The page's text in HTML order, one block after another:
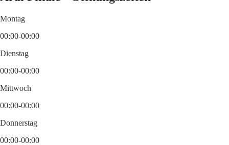
Montag
00:00-00:00
Dienstag
00:00-00:00
Mittwoch
00:00-00:00
Donnerstag
00:00-00:00